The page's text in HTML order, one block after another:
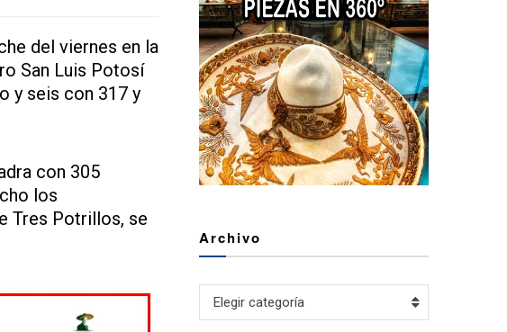
del viernes en la
San Luis Potosí
y seis con 317 y
con 305
los
Tres Potrillos, se
Archivo
Archivo
Elegir categoría